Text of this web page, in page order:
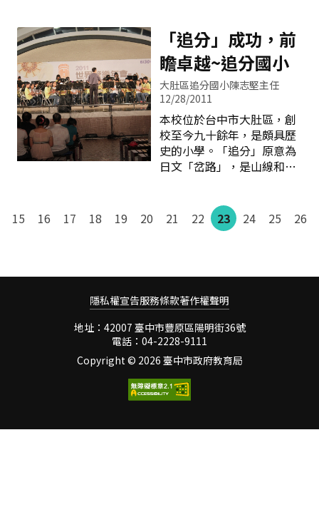
紀念大會中表演、84.11.20
公共電視『民俗娃娃』至校
拍攝、89.02.02僑委會委託
華視製作專集至校拍攝、
88.03.06及89.02.22連續兩
年應交通部觀光局邀請參與
台北燈會表演、90.12.5～
12.12至美國關島與塞班參與
慈善團體Make A Wish募款
活動表演、91.3.
化課程，於是在學校附近承
租農地，由五年級117位學
生學習種稻，並規劃實施一
系列種稻體驗。內容包含育
苗、插秧體驗、專題講座、
田間生態觀察、校外參觀、
收割體驗、及相關稻米課程
活動等。 ◎彎腰插秧感恩父
母大地 2月18日的插秧體驗
是從「拜田頭」祭天儀式開
敬的心焚香祈禱，向上天宣
告大家會用心照顧秧苗並祈
入水田中，動作慢又歪歪扭
青秧插滿田，低頭便見水中
天；心地清靜方為道，退步
原來是向前」希望小朋友透
過與泥土、稻苗的接觸，感
受人與土地的親密關係，體
「追分」成功，前
瞻卓越~追分國小
大肚區追分國小陳志堅主任
12/28/2011
本校位於台中市大肚區，創
校至今九十餘年，是頗具歷
史的小學。「追分」原意為
日文「岔路」，是山線和海
極、創新的人文學習環境。
以學生學習為中心的校務發
源、家長共識、教師專長，
共同營造「健康有愛，快樂
築夢，藝術飄香，前瞻卓
越」的教育願景，要培養學
生「能表達、能探索、能思
考、能合作、能創新」的基
本能力。學校經營的主軸是
給孩子安全感和成就感，經
營的標的是要讓孩子有幸福
教育愛，學習無障礙 本校堅
15 16 17 18 19 20 21 22 23 24 25 26
隱私權宣告服務條款著作權聲明
地址：42007 臺中市豐原區陽明街36號
電話：04-2228-9111
Copyright © 2026 臺中市政府教育局